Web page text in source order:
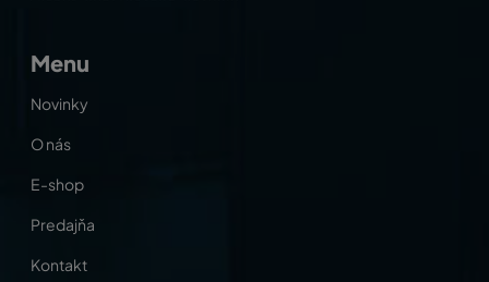
Menu
Novinky
O nás
E-shop
Predajňa
Kontakt